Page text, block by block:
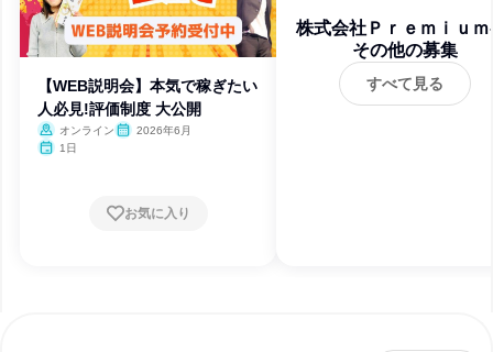
【WEB説明会】本気で稼ぎたい
人必見!評価制度 大公開
オンライン
2026年6月
1日
お気に入り
株式会社Ｐｒｅｍｉｕｍ
ｌｕｓ
その他の募集
すべて見る